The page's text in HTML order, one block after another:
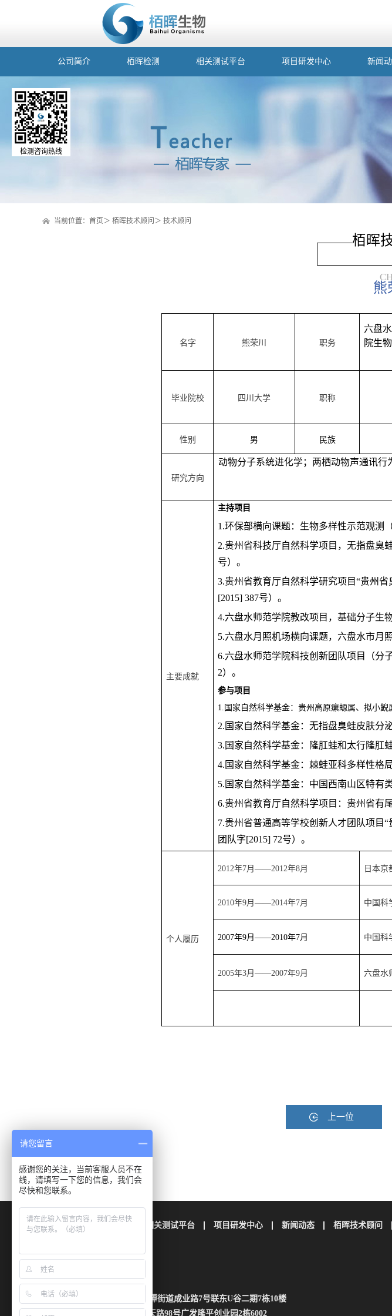
公司简介 栢晖检测 相关测试平台 项目研发中心 新闻
当前位置： 首页＞ 栢晖技术顾问 ＞ 技术顾问
栢晖
熊
名字 熊荣川 职务
六盘
院生
毕业院校 四川大学 职称
性别 男 民族
研究方向
动物分子系统进化学；两栖动物声通讯
主要成就
主持项目
1.环保部横向课题：生物多样性示范观测
2.贵州省科技厅自然科学项目，无指盘臭
号）。
3.贵州省教育厅自然科学研究项目“贵州
[2015] 387号）。
4.六盘水师范学院教改项目，基础分子生
5.六盘水月照机场横向课题，六盘水市月
6.六盘水师范学院科技创新团队项目（分
2）。
参与项目
1.国家自然科学基金：贵州高原瘰螈属、拟小鲵
2.国家自然科学基金：无指盘臭蛙皮肤分
3.国家自然科学基金：隆肛蛙和太行隆肛
4.国家自然科学基金：棘蛙亚科多样性格
5.国家自然科学基金：中国西南山区特有
6.贵州省教育厅自然科学项目：贵州省有
7.贵州省普通高等学校创新人才团队项目
团队字[2015] 72号）。
个人履历
2012年7月——2012年8月 日本京
2010年9月——2014年7月 中国科
2007年9月——2010年7月 中国科
2005年3月——2007年9月 六盘水
上一位
公司简介 相关测试平台 项目研发中心 新闻动态 栢晖技术顾问
地址：四川省成都市成华区龙潭街道成业路7号联东U谷二期7栋10楼
湖南省长沙市芙蓉区雄天路98号广发隆平创业园2栋6002
检测咨询热线
请您留言
感谢您的关注，当前客服人员不在
线，请填写一下您的信息，我们会
尽快和您联系。